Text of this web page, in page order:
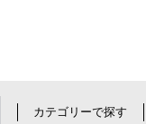
カテゴリーで探す